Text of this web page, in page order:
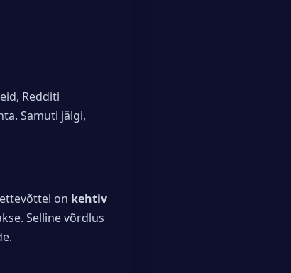
Redditi
Samuti jälgi,
on kehtiv
Selline võrdlus